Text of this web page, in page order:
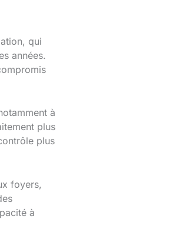
qui
années.
à
plus
plus
foyers,
à